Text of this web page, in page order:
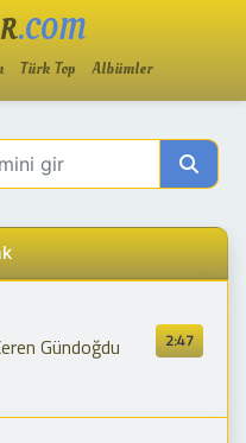
.COM
Türk Top Albümler
2:47
Gündoğdu